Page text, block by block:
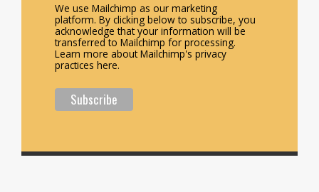
We use Mailchimp as our marketing
platform. By clicking below to subscribe, you
acknowledge that your information will be
transferred to Mailchimp for processing.
Learn more about Mailchimp's privacy
practices here.